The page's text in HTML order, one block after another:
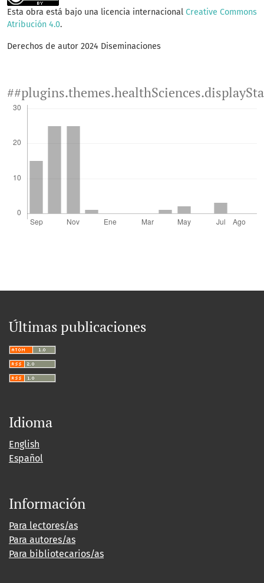
Esta obra está bajo una licencia internacional Creative Commons
Atribución 4.0.
Derechos de autor 2024 Diseminaciones
Últimas publicaciones
Idioma
English
Español
Información
Para lectores/as
Para autores/as
Para bibliotecarios/as